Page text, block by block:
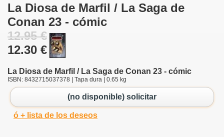
La Diosa de Marfil / La Saga de
Conan 23 - cómic
12.95 €
12.30 €
La Diosa de Marfil / La Saga de Conan 23 - cómic
ISBN: 8432715037378 | Tapa dura | 0.65 kg
(no disponible) solicitar
ó + lista de los deseos